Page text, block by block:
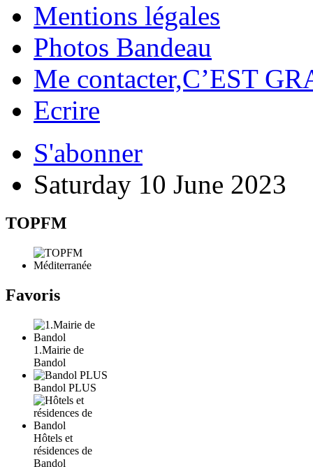
Mentions légales
Photos Bandeau
Me contacter,C’EST
Ecrire
S'abonner
Saturday 10 June 2023
TOPFM
Favoris
1.Mairie de
Bandol
Bandol PLUS
Hôtels et
résidences de
Bandol